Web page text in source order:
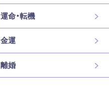
運命・転機
金運
離婚